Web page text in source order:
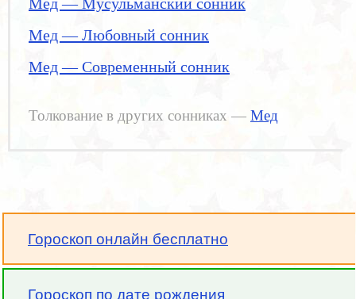
Мед — Любовный сонник
Мед — Современный сонник
Толкование в других сонниках — Мед
Гороскоп онлайн бесплатно
Гороскоп по дате рождения